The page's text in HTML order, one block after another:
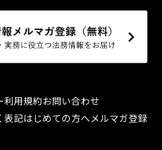
利用規約お問い合わせ
表記はじめての方へメルマガ登録